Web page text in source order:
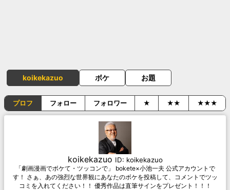
koikekazuo ボケ お題
プロフ フォロー フォロワー ★ ★★ ★★★
koikekazuo ID: koikekazuo
「劇画漫画でボケて・ツッコンで」 bokete×小池一夫 公式アカウントで
す！ さぁ、あの強烈な世界観にあなたのボケを投稿して、コメントでツッ
コミを入れてください！！ 優秀作品は直筆サインをプレゼント！！！